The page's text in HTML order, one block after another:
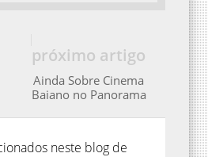
próximo artigo
Ainda Sobre Cinema
Baiano no Panorama
neste blog de